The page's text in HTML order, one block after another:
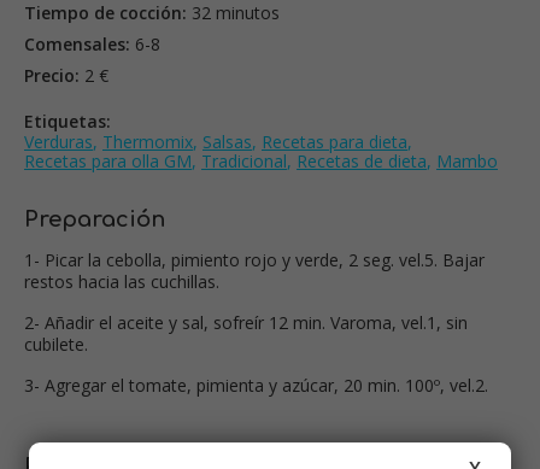
Tiempo de cocción: 32 minutos
Comensales: 6-8
Precio: 2 €
Etiquetas:
Verduras, Thermomix, Salsas, Recetas para dieta,
Recetas para olla GM, Tradicional, Recetas de dieta, Mambo
Preparación
1- Picar la cebolla, pimiento rojo y verde, 2 seg. vel.5. Bajar
restos hacia las cuchillas.
2- Añadir el aceite y sal, sofreír 12 min. Varoma, vel.1, sin
cubilete.
3- Agregar el tomate, pimienta y azúcar, 20 min. 100º, vel.2.